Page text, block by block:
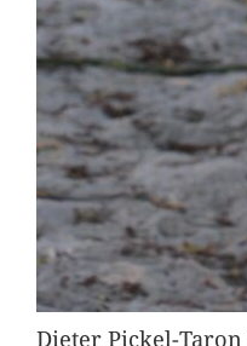
Dieter Pickel-